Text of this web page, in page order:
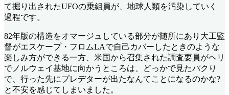
て掘り出されたUFOの乗組員が、地球人類を汚染していく
過程です。
82年版の構造をオマージュしている部分が随所にあり大工監
督がエスケープ・フロムLAで自己カバーしたときのような
楽しみ方ができる一方、米国から召集された調査要員がヘリ
でノルウェイ基地に向かうところは、どっかで見たパクり
で、行った先にプレデターが出たなんてことになるのかな?
と不安を感じてしまいました。